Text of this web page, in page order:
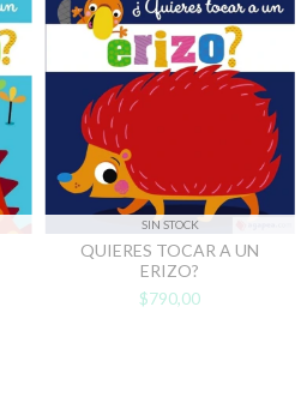
SIN STOCK
QUIERES TOCAR A UN
ERIZO?
$790,00